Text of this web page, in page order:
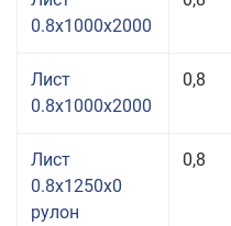
0.8x1000x2000
Лист
0.8x1000x2000
0,8
Лист
0.8x1250x0
рулон
0,8